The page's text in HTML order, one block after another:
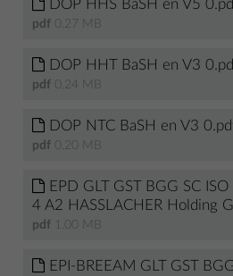
DOP HHS BaSH en V5
pdf 0.27 MB
DOP HHT BaSH en V3
pdf 0.24 MB
DOP NTC BaSH en V3
pdf 0.20 MB
EPD GLT GST BGG SC
4 A2 HASSLACHER Holding
pdf 1.00 MB
EPI-BREEAM GLT GST